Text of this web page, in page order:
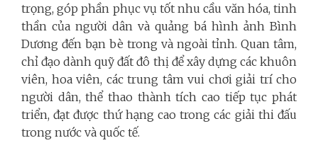
trọng, góp phần phục vụ tốt nhu cầu văn hóa, tinh
thần của người dân và quảng bá hình ảnh Bình
Dương đến bạn bè trong và ngoài tỉnh. Quan tâm,
chỉ đạo dành quỹ đất đô thị để xây dựng các khuôn
viên, hoa viên, các trung tâm vui chơi giải trí cho
người dân, thể thao thành tích cao tiếp tục phát
triển, đạt được thứ hạng cao trong các giải thi đấu
trong nước và quốc tế.